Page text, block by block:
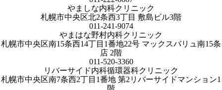
やましな内科クリニック
札幌市中央区北2条西3丁目 敷島ビル3階
011-241-9074
やまはな野村内科クリニック
札幌市中央区南15条西14丁目1番地22号 マックスバリュ南15条
店 2階
011-520-3360
リバーサイド内科循環器科クリニック
札幌市中央区南7条西2丁目1番地 第2リバーサイドマンション1
階